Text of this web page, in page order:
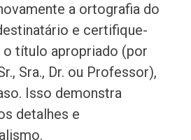
a ortografia do
e certifique-
o título apropriado (por
Sra., Dr. ou Professor),
Isso demonstra
detalhes e